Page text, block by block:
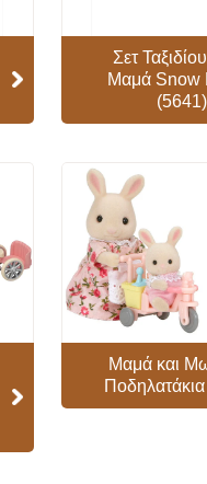
Σετ
Μαμά Snow
(5641)
Μαμά και